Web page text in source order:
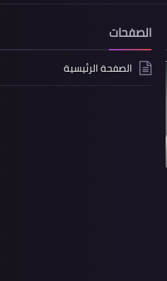
الصفحات
الصفحة الرئيسية